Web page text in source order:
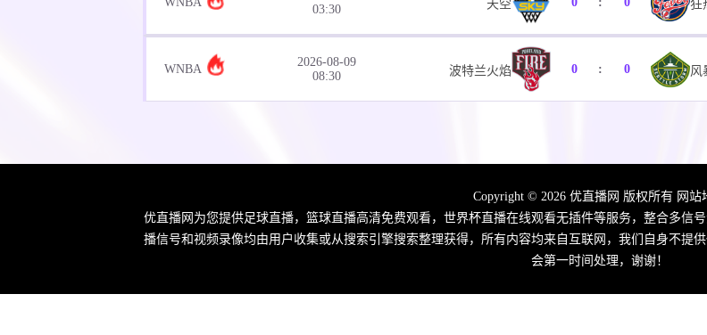
03:30
天空 狂
WNBA
2026-08-09
08:30
波特兰火焰 0 : 0 风
15:00
广厦 深
0 :
Copyright © 2026 优直播网 版权所有 网站
优直播网为您提供足球直播，篮球直播高清免费观看，世界杯直播在线观看无插件等服务，整合多信
播信号和视频录像均由用户收集或从搜索引擎搜索整理获得，所有内容均来自互联网，我们自身不提
会第一时间处理，谢谢！